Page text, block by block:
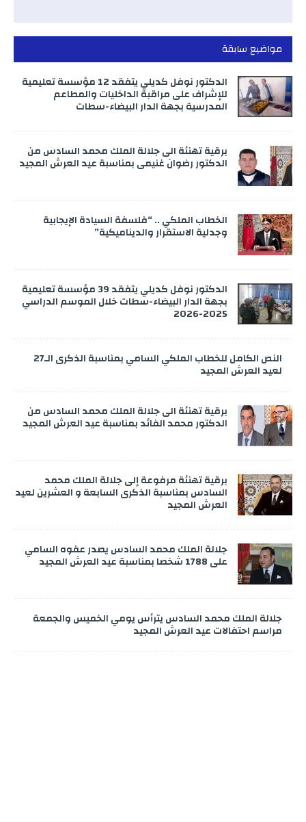
مواضيع سابقة
الدكتور نوفل كديلي يتفقد 12 مؤسسة تعليمية
للإشراف على مراقبة الداخليات والمطاعم
المدرسية بجهة الدار البيضاء-سطات
برقية تهنئة الى جلالة الملك محمد السادس من
الدكتور رضوان غنيمي بمناسبة عيد العرش المجيد
الخطاب الملكي .. “فلسفة السيادة الإيجابية
وجدلية الاستقرار والديناميكية”
الدكتور نوفل كديلي يتفقد 39 مؤسسة تعليمية
بجهة الدار البيضاء-سطات خلال الموسم الدراسي
2025-2026
النص الكامل للخطاب الملكي السامي بمناسبة الذكرى الـ27
لعيد العرش المجيد
برقية تهنئة الى جلالة الملك محمد السادس من
الدكتور محمد الفائد بمناسبة عيد العرش المجيد
برقية تهنئة مرفوعة إلى جلالة الملك محمد
السادس بمناسبة الذكرى السابعة و العشرين لعيد
العرش المجيد
جلالة الملك محمد السادس يصدر عفوه السامي
على 1788 شخصا بمناسبة عيد العرش المجيد
جلالة الملك محمد السادس يترأس يومي الخميس والجمعة
مراسم احتفالات عيد العرش المجيد